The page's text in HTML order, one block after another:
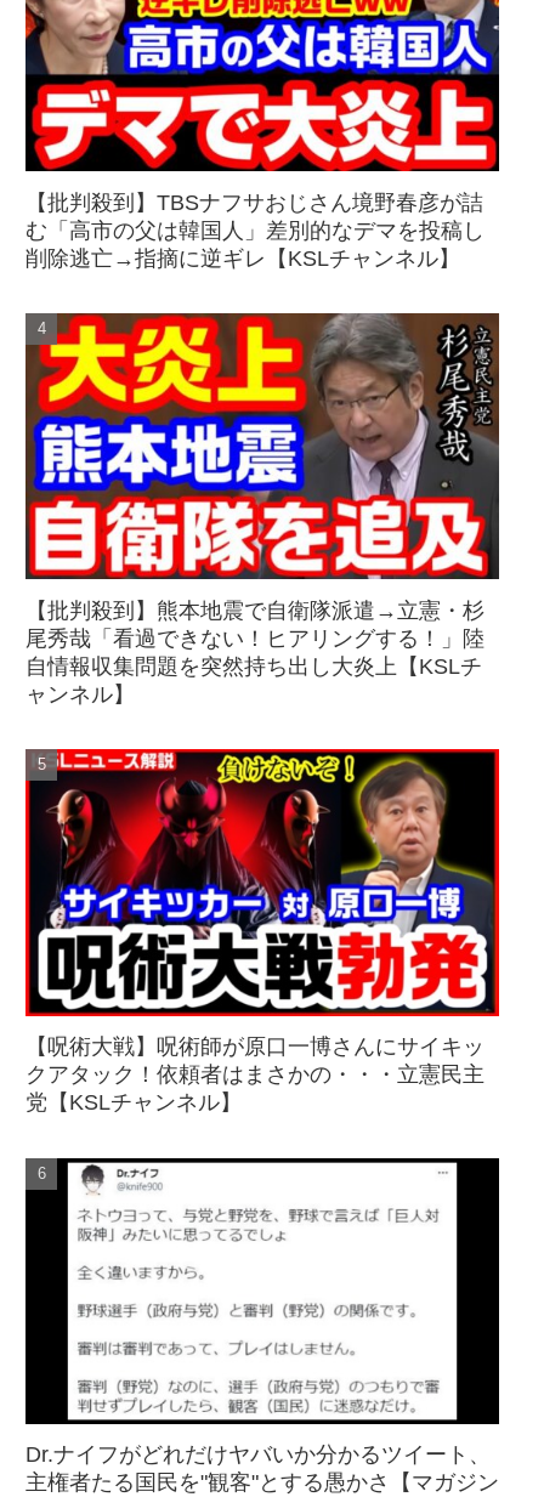
【批判殺到】TBSナフサおじさん境野春彦が詰
む「高市の父は韓国人」差別的なデマを投稿し
削除逃亡→指摘に逆ギレ【KSLチャンネル】
【批判殺到】熊本地震で自衛隊派遣→立憲・杉
尾秀哉「看過できない！ヒアリングする！」陸
自情報収集問題を突然持ち出し大炎上【KSLチ
ャンネル】
【呪術大戦】呪術師が原口一博さんにサイキッ
クアタック！依頼者はまさかの・・・立憲民主
党【KSLチャンネル】
Dr.ナイフがどれだけヤバいか分かるツイート、
主権者たる国民を"観客"とする愚かさ【マガジン